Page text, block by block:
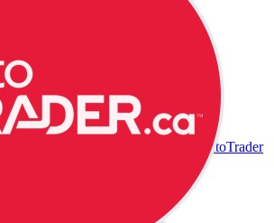
AutoTrader